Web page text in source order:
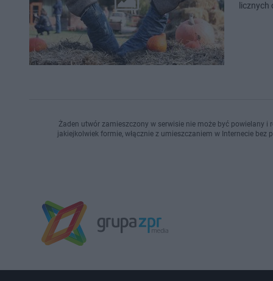
licznych
Żaden utwór zamieszczony w serwisie nie może być powielany
jakiejkolwiek formie, włącznie z umieszczaniem w Internecie